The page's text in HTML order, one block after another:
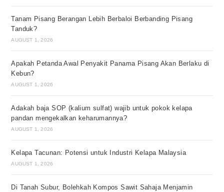
Tanam Pisang Berangan Lebih Berbaloi Berbanding Pisang
Tanduk?
AUGUST 1, 2026
Apakah Petanda Awal Penyakit Panama Pisang Akan Berlaku di
Kebun?
AUGUST 1, 2026
Adakah baja SOP (kalium sulfat) wajib untuk pokok kelapa
pandan mengekalkan keharumannya?
AUGUST 1, 2026
Kelapa Tacunan: Potensi untuk Industri Kelapa Malaysia
AUGUST 1, 2026
Di Tanah Subur, Bolehkah Kompos Sawit Sahaja Menjamin